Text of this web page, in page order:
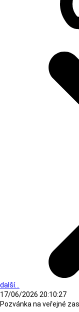
další...
17/06/2026 20:10:27
Pozvánka na veřejné